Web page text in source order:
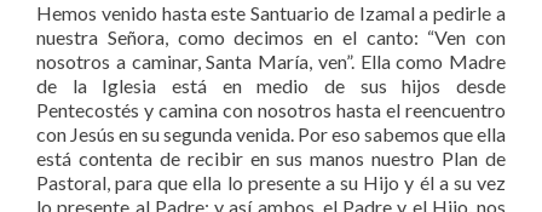
Hemos venido hasta este Santuario de Izamal a pedirle a
nuestra Señora, como decimos en el canto: “Ven con
nosotros a caminar, Santa María, ven”. Ella como Madre
de la Iglesia está en medio de sus hijos desde
Pentecostés y camina con nosotros hasta el reencuentro
con Jesús en su segunda venida. Por eso sabemos que ella
está contenta de recibir en sus manos nuestro Plan de
Pastoral, para que ella lo presente a su Hijo y él a su vez
lo presente al Padre; y así ambos, el Padre y el Hijo, nos